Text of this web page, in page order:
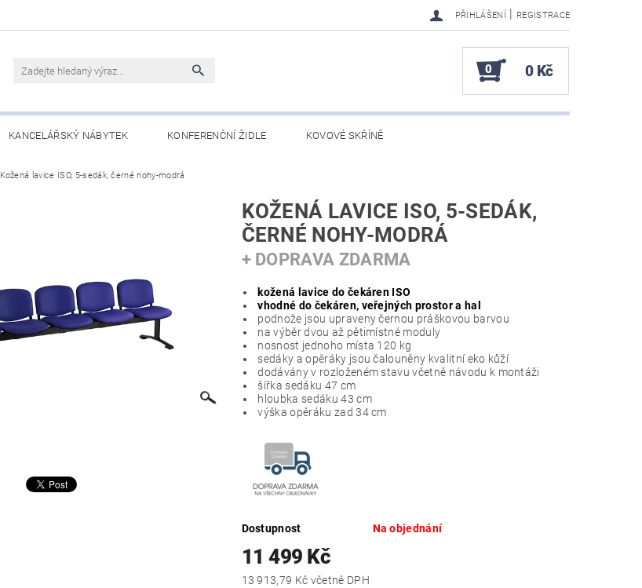
PŘIHLÁŠENÍ | REGISTRACE
0 0 Kč
KANCELÁŘSKÝ NÁBYTEK KONFERENČNÍ ŽIDLE KOVOVÉ SKŘÍNĚ
OBCHODNÍ PODMÍNKY KONTAKTY
Kožená lavice ISO, 5-sedák, černé nohy-modrá
KOŽENÁ LAVICE ISO, 5-SEDÁK,
ČERNÉ NOHY-MODRÁ
+ DOPRAVA ZDARMA
kožená lavice do čekáren ISO
vhodné do čekáren, veřejných prostor a hal
podnože jsou upraveny černou práškovou barvou
na výběr dvou až pětimístné moduly
nosnost jednoho místa 120 kg
sedáky a opěráky jsou čalouněny kvalitní eko kůží
dodávány v rozloženém stavu včetně návodu k montáži
šířka sedáku 47 cm
hloubka sedáku 43 cm
výška opěráku zad 34 cm
Dostupnost Na objednání
11 499 Kč
13 913,79 Kč včetně DPH